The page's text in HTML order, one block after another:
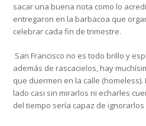
sacar una buena nota como lo
entregaron en la barbacoa que
celebrar cada fin de trimestre.
San Francisco no es todo brillo y
además de rascacielos, hay
que duermen en la calle
lado casi sin mirarlos ni echarles
del tiempo sería capaz de